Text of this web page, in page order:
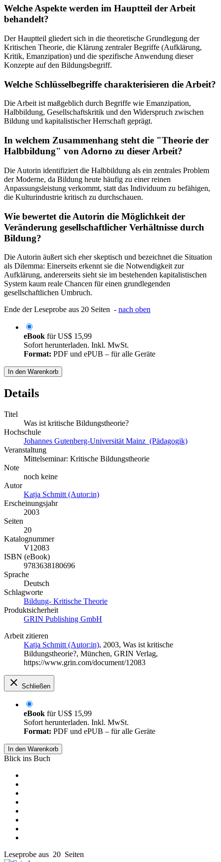
Welche Aspekte werden im Hauptteil der Arbeit
behandelt?
Der Hauptteil gliedert sich in die theoretische Grundlegung der
Kritischen Theorie, die Klärung zentraler Begriffe (Aufklärung,
Kritik, Emanzipation) und die spezifische Anwendung dieser
Konzepte auf den Bildungsbegriff.
Welche Schlüsselbegriffe charakterisieren die Arbeit?
Die Arbeit ist maßgeblich durch Begriffe wie Emanzipation,
Halbbildung, Gesellschaftskritik und den Widerspruch zwischen
Bildung und kapitalistischer Herrschaft geprägt.
In welchem Zusammenhang steht die "Theorie der
Halbbildung" von Adorno zu dieser Arbeit?
Die Autorin identifiziert die Halbbildung als ein zentrales Problem
der Moderne, da Bildung heute häufig zu einer reinen
Anpassungsleistung verkommt, statt das Individuum zu befähigen,
die Kulturindustrie kritisch zu durchschauen.
Wie bewertet die Autorin die Möglichkeit der
Veränderung gesellschaftlicher Verhältnisse durch
Bildung?
Die Autorin äußert sich eher skeptisch und bezeichnet die Situation
als Dilemma: Einerseits erkennt sie die Notwendigkeit zur
Aufklärung, andererseits sieht sie im bestehenden kapitalistischen
System kaum reale Chancen für einen grundlegenden
gesellschaftlichen Umbruch.
Ende der Leseprobe aus 20 Seiten - nach oben
eBook fürUS$ 15,99
Sofort herunterladen. Inkl. MwSt.
Format: PDF und ePUB – für alle Geräte
In den Warenkorb
Details
Titel
Was ist kritische Bildungstheorie?
Hochschule
Johannes Gutenberg-Universität Mainz (Pädagogik)
Veranstaltung
Mittelseminar: Kritische Bildungstheorie
Note
noch keine
Autor
Katja Schmitt (Autor:in)
Erscheinungsjahr
2003
Seiten
20
Katalognummer
V12083
ISBN (eBook)
9783638180696
Sprache
Deutsch
Schlagworte
Bildung- Kritische Theorie
Produktsicherheit
GRIN Publishing GmbH
Arbeit zitieren
Katja Schmitt (Autor:in), 2003, Was ist kritische
Bildungstheorie?, München, GRIN Verlag,
https://www.grin.com/document/12083
Schließen
eBook fürUS$ 15,99
Sofort herunterladen. Inkl. MwSt.
Format: PDF und ePUB – für alle Geräte
In den Warenkorb
Blick ins Buch
Leseprobe aus 20 Seiten